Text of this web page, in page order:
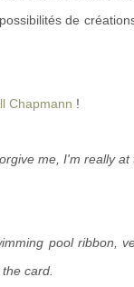
de
Chapmann !
me, I'm really
pool ribbon,
card.